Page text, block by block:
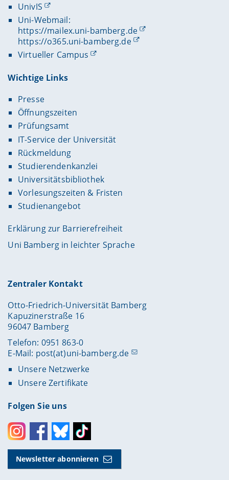
UnivIS
Uni-Webmail:
https://mailex.uni-bamberg.de
https://o365.uni-bamberg.de
Virtueller Campus
Wichtige Links
Presse
Öffnungszeiten
Prüfungsamt
IT-Service der Universität
Rückmeldung
Studierendenkanzlei
Universitätsbibliothek
Vorlesungszeiten & Fristen
Studienangebot
Erklärung zur Barrierefreiheit
Uni Bamberg in leichter Sprache
Zentraler Kontakt
Otto-Friedrich-Universität Bamberg
Kapuzinerstraße 16
96047 Bamberg
Telefon: 0951 863-0
E-Mail: post(at)uni-bamberg.de
Unsere Netzwerke
Unsere Zertifikate
Folgen Sie uns
InstagramFacebookBlueskyToktok
Newsletter abonnieren